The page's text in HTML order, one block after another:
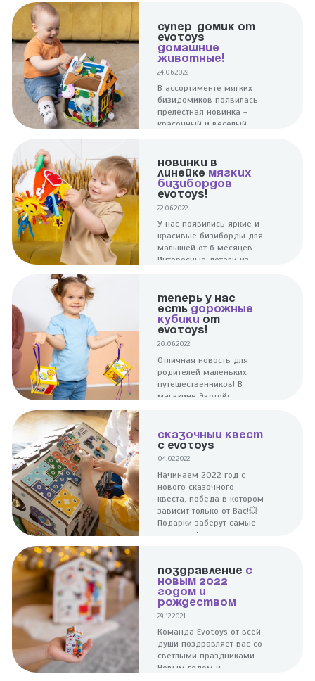
принтере, они гладкие,
без заусенцев и не
царапают кожу.
СУПЕР-ДОМИК ОТ
EVOTOYS
ДОМАШНИЕ
ЖИВОТНЫЕ!
24.06.2022
В ассортименте мягких
бизидомиков появилась
прелестная новинка –
красочный и веселый
НОВИНКИ В
ЛИНЕЙКЕ МЯГКИХ
БИЗИБОРДОВ
EVOTOYS!
22.06.2022
У нас появились яркие и
красивые бизиборды для
малышей от 6 месяцев.
Интересные детали из
ощущения!
ТЕПЕРЬ У НАС
ЕСТЬ ДОРОЖНЫЕ
КУБИКИ ОТ
EVOTOYS!
20.06.2022
Отличная новость для
родителей маленьких
путешественников! В
магазине Эвотойс
СКАЗОЧНЫЙ КВЕСТ
С EVOTOYS
04.02.2022
Начинаем 2022 год с
нового сказочного
квеста, победа в котором
зависит только от Вас!💥
Подарки заберут самые
активные!
ПОЗДРАВЛЕНИЕ С
НОВЫМ 2022
ГОДОМ И
РОЖДЕСТВОМ
29.12.2021
Команда Evotoys от всей
души поздравляет вас со
светлыми праздниками –
Новым годом и